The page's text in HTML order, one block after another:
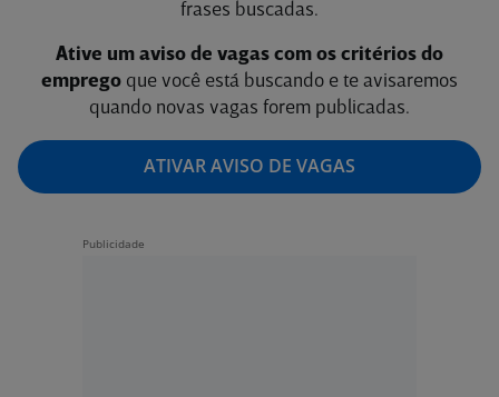
frases buscadas.
Ative um aviso de vagas com os critérios do
emprego que você está buscando e te avisaremos
quando novas vagas forem publicadas.
ATIVAR AVISO DE VAGAS